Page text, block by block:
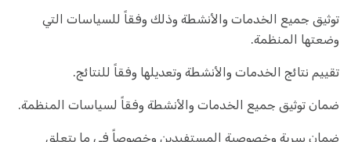
توثيق جميع الخدمات والأنشطة وذلك وفقاً للسياسات التي
وضعتها المنظمة.
تقييم نتائج الخدمات والأنشطة وتعديلها وفقاً للنتائج.
ضمان توثيق جميع الخدمات والأنشطة وفقاً لسياسات المنظمة.
ضمان سرية وخصوصية المستفيدين وخصوصاً في ما يتعلق